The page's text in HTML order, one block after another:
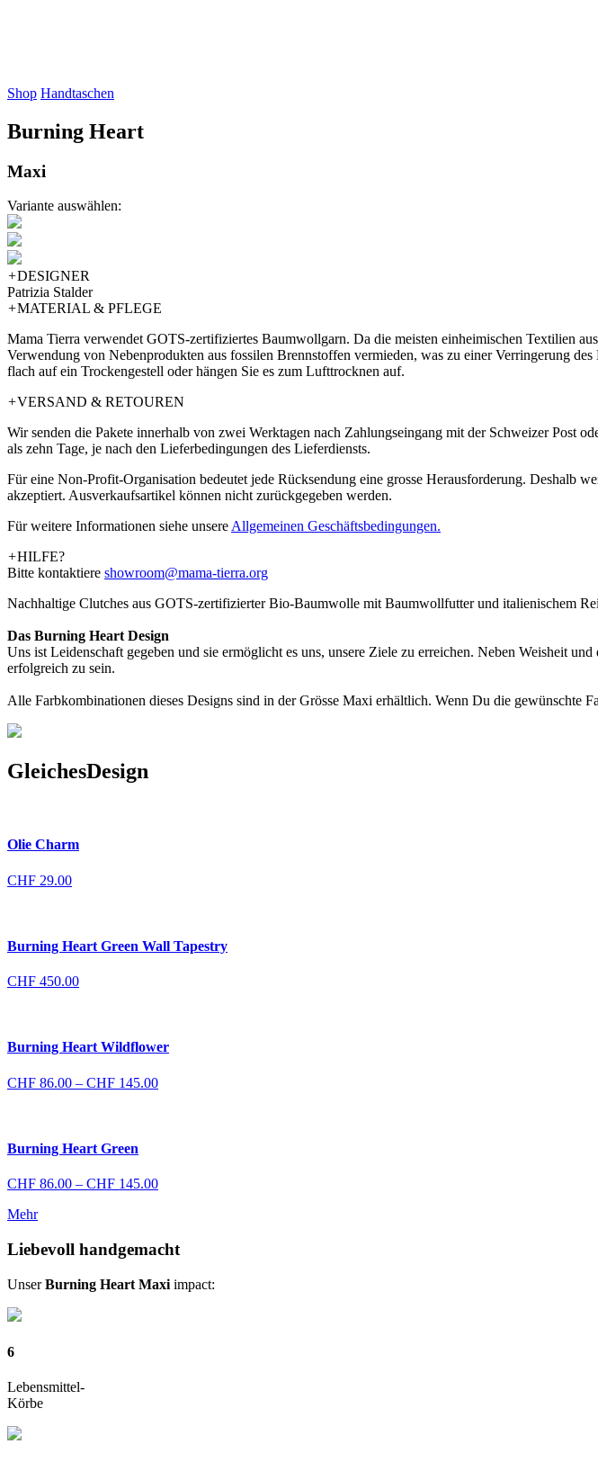
Shop Handtaschen
Burning Heart
Maxi
Variante auswählen:
+DESIGNER
Patrizia Stalder
+MATERIAL & PFLEGE
Mama Tierra verwendet GOTS-zertifiziertes Baumwollgarn. Da die meisten einheimischen Textilien
Verwendung von Nebenprodukten aus fossilen Brennstoffen vermieden, was zu einer Verringerung
flach auf ein Trockengestell oder hängen Sie es zum Lufttrocknen auf.
+VERSAND & RETOUREN
Wir senden die Pakete innerhalb von zwei Werktagen nach Zahlungseingang mit der Schweizer Post
als zehn Tage, je nach den Lieferbedingungen des Lieferdiensts.
Für eine Non-Profit-Organisation bedeutet jede Rücksendung eine grosse Herausforderung. Deshalb
akzeptiert. Ausverkaufsartikel können nicht zurückgegeben werden.
Für weitere Informationen siehe unsere ­Allgemeinen Geschäftsbedingungen.
+HILFE?
Bitte kontaktiere showroom@mama-tierra.org
Nachhaltige Clutches aus GOTS-zertifizierter Bio-Baumwolle mit Baumwollfutter und italienischem
Das Burning Heart Design
Uns ist Leidenschaft gegeben und sie ermöglicht es uns, unsere Ziele zu erreichen. Neben Weisheit
erfolgreich zu sein.
Alle Farbkombinationen dieses Designs sind in der Grösse Maxi erhältlich. Wenn Du die gewünschte
GleichesDesign
Olie Charm
CHF 29.00
Burning Heart Green Wall Tapestry
CHF 450.00
Burning Heart Wildflower
CHF 86.00 – CHF 145.00Preisspanne:
Burning Heart Green
CHF 86.00 – CHF 145.00Preisspanne:
Mehr
Liebevoll handgemacht
UnserBurning Heart Maxi impact:
6
Lebensmittel-
Körbe